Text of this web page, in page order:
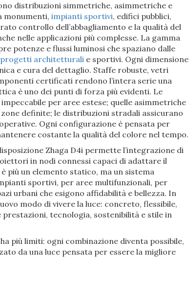
distribuzioni simmetriche, asimmetriche e
monumenti, impianti sportivi, edifici pubblici,
controllo dell’abbagliamento e la qualità del
nelle applicazioni più complesse. La gamma
potenze e flussi luminosi che spaziano dalle
architetturali e sportivi. Ogni dimensione
e cura del dettaglio. Staffe robuste, vetri
certificati rendono l’intera serie una
è uno dei punti di forza più evidenti. Le
per aree estese; quelle asimmetriche
definite; le distribuzioni stradali assicurano
Ogni configurazione è pensata per
costante la qualità del colore nel tempo.
Zhaga D4i permette l’integrazione di
in nodi connessi capaci di adattare il
più un elemento statico, ma un sistema
sportivi, per aree multifunzionali, per
urbani che esigono affidabilità e bellezza. In
modo di vivere la luce: concreto, flessibile,
tecnologia, sostenibilità e stile in
più limiti: ogni combinazione diventa possibile,
da una luce pensata per essere la migliore